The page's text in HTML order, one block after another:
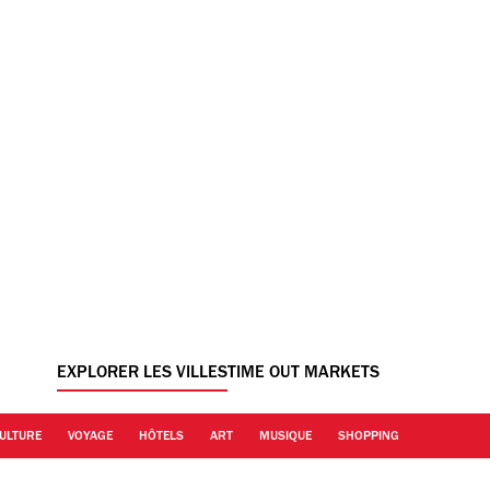
EXPLORER LES VILLESTIME OUT MARKETS
VOYAGE HÔTELS ART MUSIQUE SHOPPING